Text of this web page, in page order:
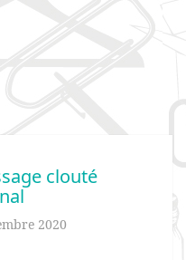
clouté
2020